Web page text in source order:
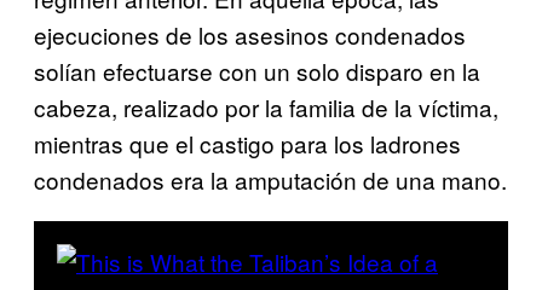
ejecuciones de los asesinos condenados
solían efectuarse con un solo disparo en la
cabeza, realizado por la familia de la víctima,
mientras que el castigo para los ladrones
condenados era la amputación de una mano.